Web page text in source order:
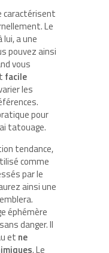
caractérisent
Le
a une
pouvez ainsi
vous
facile
les
pour
tatouage.
tendance,
comme
par le
ainsi une
éphémère
danger. Il
et ne
. Le